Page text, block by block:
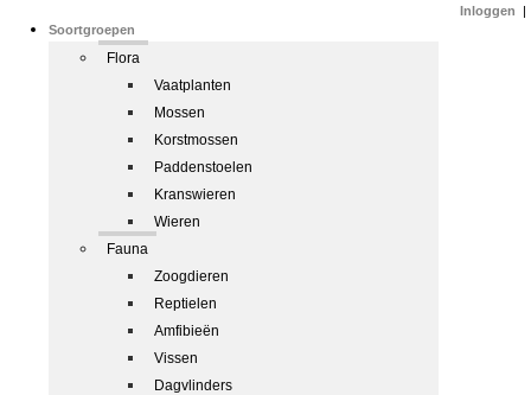
Soortgroepen
Flora
Vaatplanten
Mossen
Korstmossen
Paddenstoelen
Kranswieren
Wieren
Fauna
Zoogdieren
Reptielen
Amfibieën
Vissen
Dagvlinders
Inloggen |